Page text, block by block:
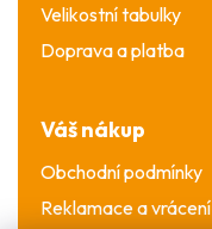
Velikostní tabulky
Doprava a platba
Váš nákup
Obchodní podmínky
Reklamace a vrácení